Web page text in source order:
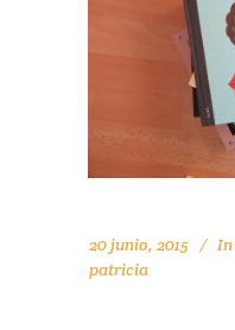
20 junio, 2015 In
patricia